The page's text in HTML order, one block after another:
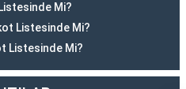
Mi?
Listesinde Mi?
Listesinde Mi?